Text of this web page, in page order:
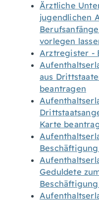
Ärztliche
jugendlichen
vorlegen
Arztregister -
aus
beantragen
Karte
Geduldete